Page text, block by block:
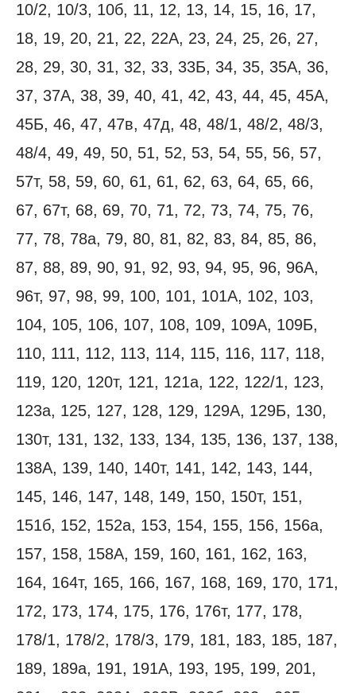
10/2, 10/3, 10б, 11, 12, 13, 14, 15, 16, 17,
18, 19, 20, 21, 22, 22А, 23, 24, 25, 26, 27,
28, 29, 30, 31, 32, 33, 33Б, 34, 35, 35А, 36,
37, 37А, 38, 39, 40, 41, 42, 43, 44, 45, 45А,
45Б, 46, 47, 47в, 47д, 48, 48/1, 48/2, 48/3,
48/4, 49, 49, 50, 51, 52, 53, 54, 55, 56, 57,
57т, 58, 59, 60, 61, 61, 62, 63, 64, 65, 66,
67, 67т, 68, 69, 70, 71, 72, 73, 74, 75, 76,
77, 78, 78а, 79, 80, 81, 82, 83, 84, 85, 86,
87, 88, 89, 90, 91, 92, 93, 94, 95, 96, 96А,
96т, 97, 98, 99, 100, 101, 101А, 102, 103,
104, 105, 106, 107, 108, 109, 109А, 109Б,
110, 111, 112, 113, 114, 115, 116, 117, 118,
119, 120, 120т, 121, 121а, 122, 122/1, 123,
123а, 125, 127, 128, 129, 129А, 129Б, 130,
130т, 131, 132, 133, 134, 135, 136, 137, 138,
138А, 139, 140, 140т, 141, 142, 143, 144,
145, 146, 147, 148, 149, 150, 150т, 151,
151б, 152, 152а, 153, 154, 155, 156, 156а,
157, 158, 158А, 159, 160, 161, 162, 163,
164, 164т, 165, 166, 167, 168, 169, 170, 171,
172, 173, 174, 175, 176, 176т, 177, 178,
178/1, 178/2, 178/3, 179, 181, 183, 185, 187,
189, 189а, 191, 191А, 193, 195, 199, 201,